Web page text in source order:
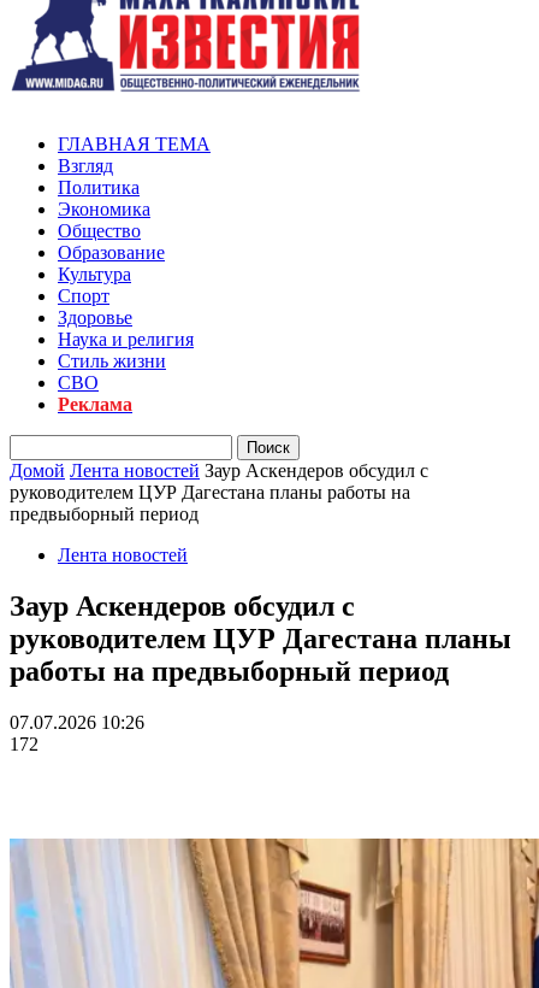
ГЛАВНАЯ ТЕМА
Взгляд
Политика
Экономика
Общество
Образование
Культура
Спорт
Здоровье
Наука и религия
Стиль жизни
СВО
Реклама
Домой Лента новостей Заур Аскендеров обсудил с
руководителем ЦУР Дагестана планы работы на
предвыборный период
Лента новостей
Заур Аскендеров обсудил с
руководителем ЦУР Дагестана планы
работы на предвыборный период
07.07.2026 10:26
172